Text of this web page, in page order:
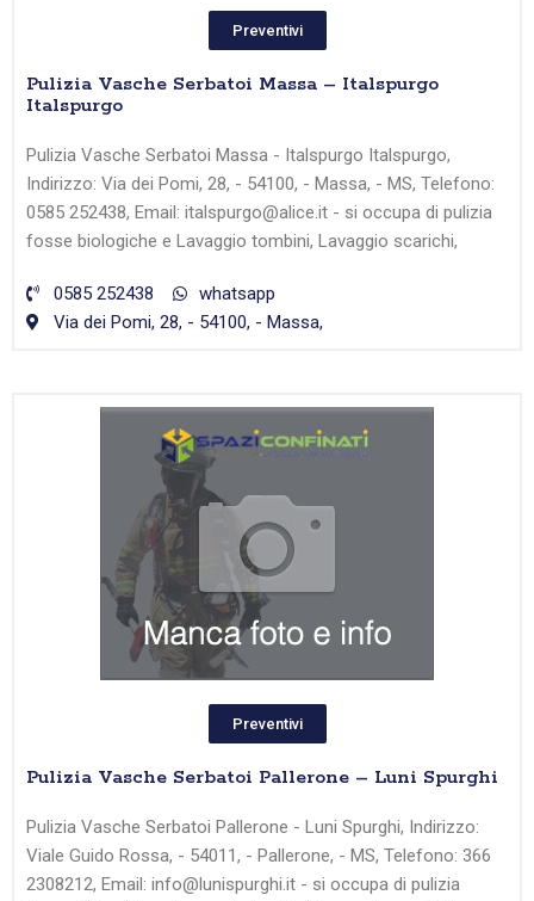
Preventivi
Pulizia Vasche Serbatoi Massa – Italspurgo
Italspurgo
Pulizia Vasche Serbatoi Massa - Italspurgo Italspurgo,
Indirizzo: Via dei Pomi, 28, - 54100, - Massa, - MS, Telefono:
0585 252438, Email: italspurgo@alice.it - si occupa di pulizia
fosse biologiche e Lavaggio tombini, Lavaggio scarichi,
0585 252438
whatsapp
Via dei Pomi, 28, - 54100, - Massa,
Preventivi
Pulizia Vasche Serbatoi Pallerone – Luni Spurghi
Pulizia Vasche Serbatoi Pallerone - Luni Spurghi, Indirizzo:
Viale Guido Rossa, - 54011, - Pallerone, - MS, Telefono: 366
2308212, Email: info@lunispurghi.it - si occupa di pulizia